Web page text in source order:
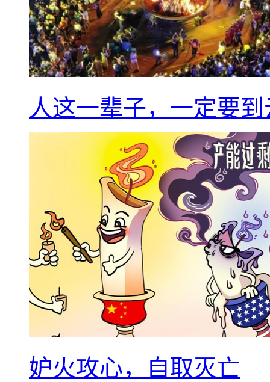
人这一辈子，一定要
妒火攻心，自取灭亡